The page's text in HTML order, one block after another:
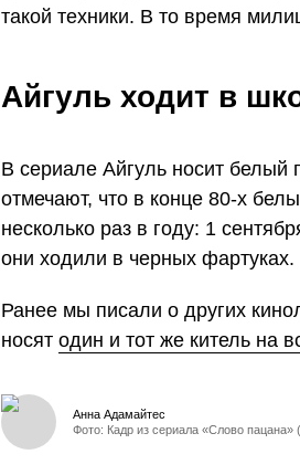
такой техники. В то время
Айгуль ходит в
В сериале Айгуль носит
отмечают, что в конце 80-х
несколько раз в году: 1
они ходили в черных фартуках.
Ранее мы писали о других
носят один и тот же китель на
Фото: Кадр из сериала «Слово пацана»
Анна Адамайтес